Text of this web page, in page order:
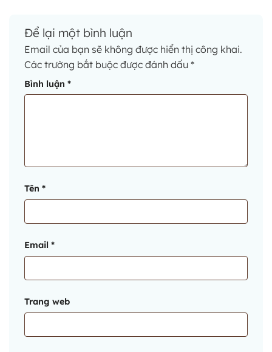
Để lại một bình luận
Email của bạn sẽ không được hiển thị công khai.
Các trường bắt buộc được đánh dấu *
Bình luận *
Tên *
Email *
Trang web